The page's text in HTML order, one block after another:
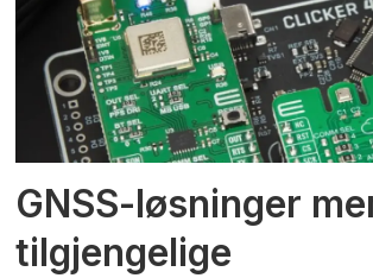
GNSS-løsninger
tilgjengelige